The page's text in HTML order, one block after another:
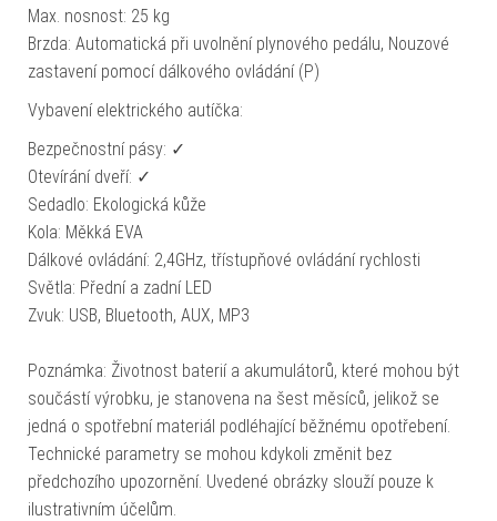
Max. nosnost: 25 kg
Brzda: Automatická při uvolnění plynového pedálu, Nouzové
zastavení pomocí dálkového ovládání (P)
Vybavení elektrického autíčka:
Bezpečnostní pásy: ✓
Otevírání dveří: ✓
Sedadlo: Ekologická kůže
Kola: Měkká EVA
Dálkové ovládání: 2,4GHz, třístupňové ovládání rychlosti
Světla: Přední a zadní LED
Zvuk: USB, Bluetooth, AUX, MP3
Poznámka: Životnost baterií a akumulátorů, které mohou být
součástí výrobku, je stanovena na šest měsíců, jelikož se
jedná o spotřební materiál podléhající běžnému opotřebení.
Technické parametry se mohou kdykoli změnit bez
předchozího upozornění. Uvedené obrázky slouží pouze k
ilustrativním účelům.